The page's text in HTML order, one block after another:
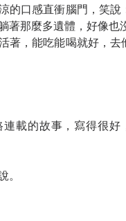
的口感直衝腦門，笑
著那麼多遺體，好像也
著，能吃能喝就好，
連載的故事，寫得很